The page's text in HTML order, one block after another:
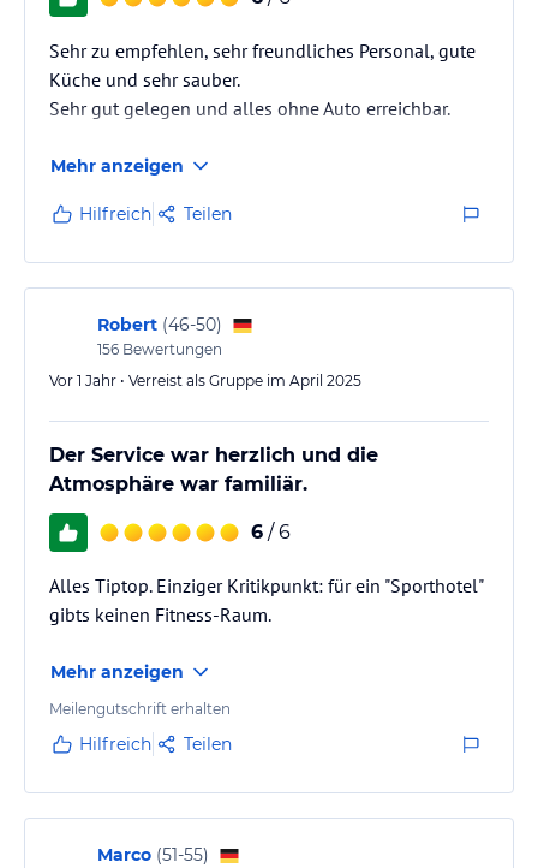
Gebühr) zur Auswahl.
Hinweis: Allgemeine und unverbindliche
ohne Gewähr und ohne Prüfung durch HolidayCheck. Bitte
jeweiligen Veranstalters.
Sehr zu empfehlen, sehr freundliches Personal, gute
Küche und sehr sauber.
Sehr gut gelegen und alles ohne Auto erreichbar.
Mehr anzeigen
Hilfreich Teilen
Robert (46-50)
156 Bewertungen
Vor 1 Jahr • Verreist als Gruppe im April 2025
Der Service war herzlich und die
Atmosphäre war familiär.
6 / 6
Alles Tiptop. Einziger Kritikpunkt: für ein "Sporthotel"
gibts keinen Fitness-Raum.
Mehr anzeigen
Meilengutschrift erhalten
Hilfreich Teilen
Marco (51-55)